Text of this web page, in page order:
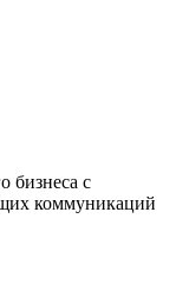
бизнеса с
коммуникаций